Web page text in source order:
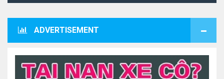
ADVERTISEMENT